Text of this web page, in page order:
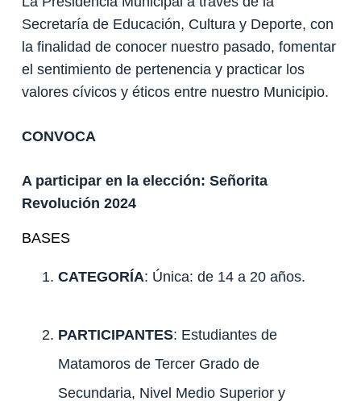
Secretaría de Educación, Cultura y Deporte, con
la finalidad de conocer nuestro pasado, fomentar
el sentimiento de pertenencia y practicar los
valores cívicos y éticos entre nuestro Municipio.
CONVOCA
A participar en la elección: Señorita
Revolución 2024
BASES
CATEGORÍA: Única: de 14 a 20 años.
PARTICIPANTES: Estudiantes de
Matamoros de Tercer Grado de
Secundaria, Nivel Medio Superior y